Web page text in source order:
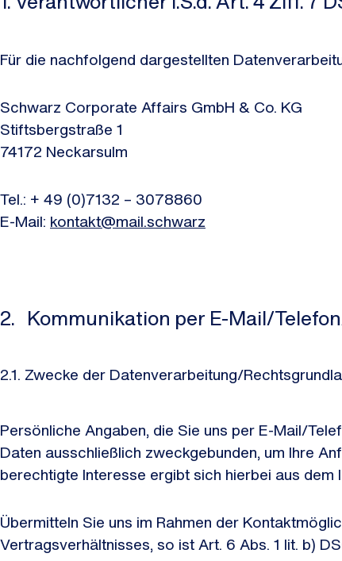
Für die nachfolgend dargestellten
Schwarz Corporate Affairs GmbH & Co. KG
Stiftsbergstraße 1
74172 Neckarsulm
Tel.: + 49 (0)7132 – 3078860
E-Mail: kontakt@mail.schwarz
2. Kommunikation per E-Mail/
2.1. Zwecke der Datenverarbeitung/
Persönliche Angaben, die Sie uns per E-Mail/
Daten ausschließlich zweckgebunden, um Ihre
berechtigte Interesse ergibt sich hierbei aus
Übermitteln Sie uns im Rahmen der
Vertragsverhältnisses, so ist Art. 6 Abs. 1 lit. b)